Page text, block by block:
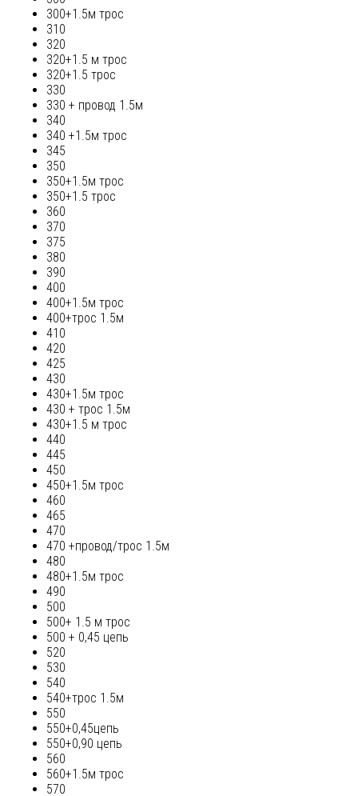
300+1.5м трос
310
320
320+1.5 м трос
320+1.5 трос
330
330 + провод 1.5м
340
340 +1.5м трос
345
350
350+1.5м трос
350+1.5 трос
360
370
375
380
390
400
400+1.5м трос
400+трос 1.5м
410
420
425
430
430+1.5м трос
430 + трос 1.5м
430+1.5 м трос
440
445
450
450+1.5м трос
460
465
470
470 +провод/трос 1.5м
480
480+1.5м трос
490
500
500+ 1.5 м трос
500 + 0,45 цепь
520
530
540
540+трос 1.5м
550
550+0,45цепь
550+0,90 цепь
560
560+1.5м трос
570